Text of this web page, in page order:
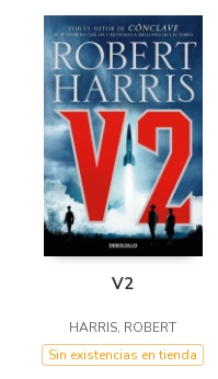
V2
HARRIS, ROBERT
Sin existencias en tienda